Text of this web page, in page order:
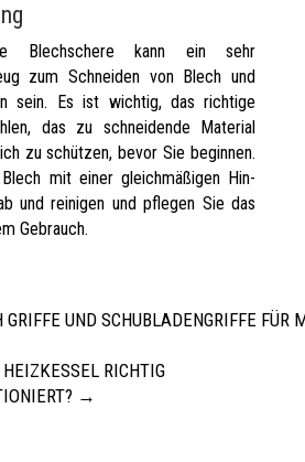
Blechschere kann ein sehr
zum Schneiden von Blech und
sein. Es ist wichtig, das richtige
das zu schneidende Material
zu schützen, bevor Sie beginnen.
mit einer gleichmäßigen Hin-
und reinigen und pflegen Sie das
Gebrauch.
UND SCHUBLADENGRIFFE FÜR
RICHTIG
→